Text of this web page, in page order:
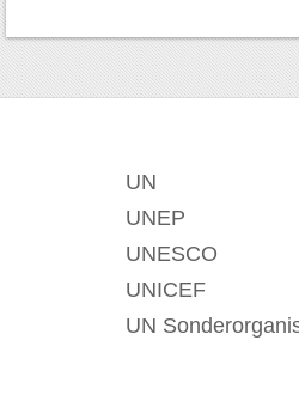
UN
UNEP
UNESCO
UNICEF
UN